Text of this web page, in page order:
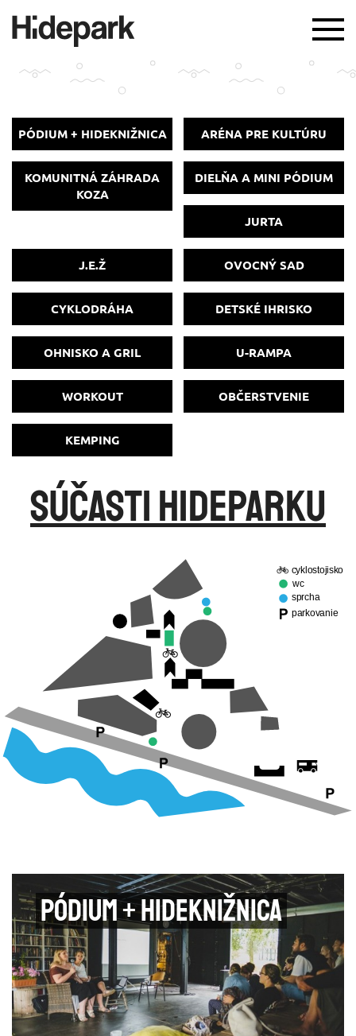
PÓDIUM + HIDEKNIŽNICA ARÉNA PRE KULTÚRU
KOMUNITNÁ ZÁHRADA
KOZA
DIELŇA A MINI PÓDIUM
JURTA
J.E.Ž OVOCNÝ SAD
CYKLODRÁHA DETSKÉ IHRISKO
OHNISKO A GRIL U-RAMPA
WORKOUT OBČERSTVENIE
KEMPING
Súčasti Hideparku
cyklostojisko
wc
sprcha
parkovanie
Pódium + Hideknižnica